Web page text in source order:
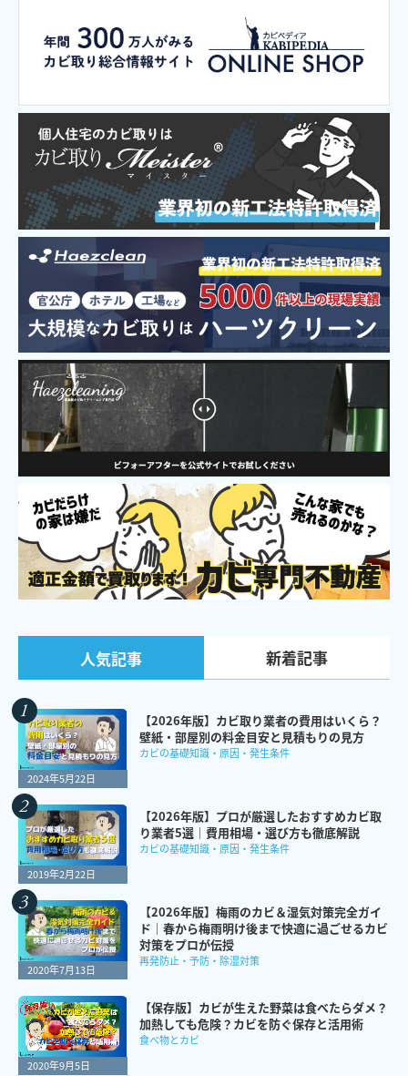
人気記事 新着記事
2024年5月22日
【2026年版】カビ取り業者の費用はいくら？
壁紙・部屋別の料金目安と見積もりの見方
カビの基礎知識・原因・発生条件
2019年2月22日
【2026年版】プロが厳選したおすすめカビ取
り業者5選｜費用相場・選び方も徹底解説
カビの基礎知識・原因・発生条件
2020年7月13日
【2026年版】梅雨のカビ＆湿気対策完全ガイ
ド｜春から梅雨明け後まで快適に過ごせるカビ
対策をプロが伝授
再発防止・予防・除湿対策
2020年9月5日
【保存版】カビが生えた野菜は食べたらダメ？
加熱しても危険？カビを防ぐ保存と活用術
食べ物とカビ